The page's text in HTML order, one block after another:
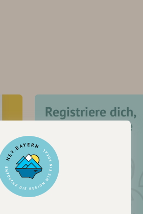
Registriere dich,
um dir Einträge
zu merken